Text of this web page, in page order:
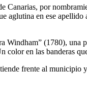
por
en ese
Windham” (1780),
en las banderas
frente al